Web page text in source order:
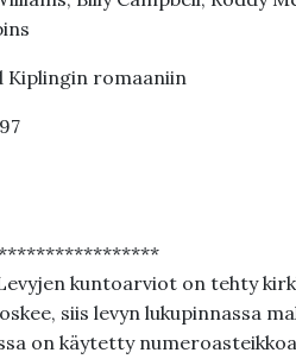
Kiplingin romaaniin
kuntoarviot on tehty
siis levyn lukupinnassa
on käytetty